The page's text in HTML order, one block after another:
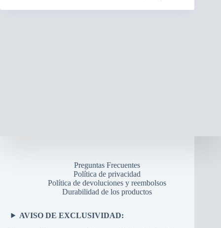
Preguntas Frecuentes
Política de privacidad
Política de devoluciones y reembolsos
Durabilidad de los productos
AVISO DE EXCLUSIVIDAD: